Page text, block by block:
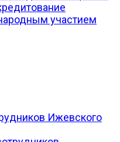
участием
Ижевского